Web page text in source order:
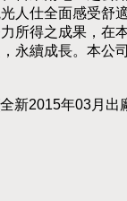
人仕全面感受舒
所得之成果，在
永續成長。本公
新2015年03月